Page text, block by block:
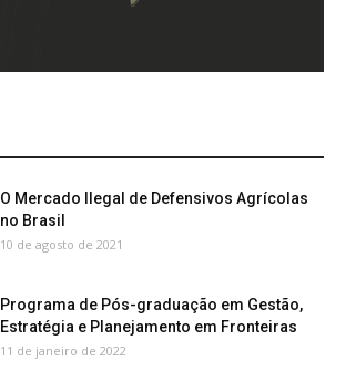
O Mercado Ilegal de Defensivos Agrícolas
no Brasil
10 de agosto de 2021
Programa de Pós-graduação em Gestão,
Estratégia e Planejamento em Fronteiras
11 de janeiro de 2022